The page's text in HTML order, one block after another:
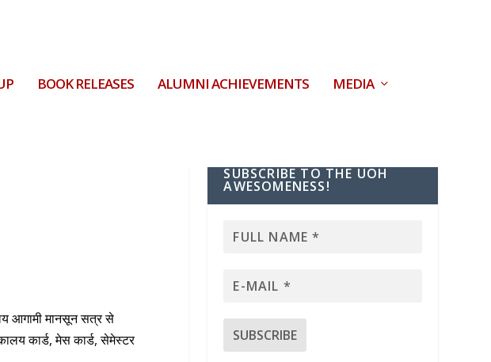
BOOK RELEASES ALUMNI ACHIEVEMENTS MEDIA
आगामी मानसून सत्र से
कार्ड, मेस कार्ड, सेमेस्टर
SUBSCRIBE TO THE UOH
AWESOMENESS!